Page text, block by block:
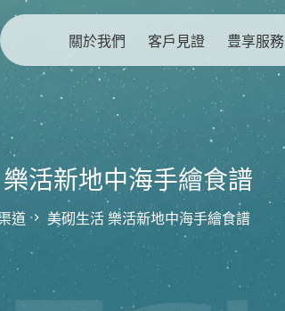
關於我們 客戶見證 豊享服務
活新地中海手繪食譜
道 美砌生活 樂活新地中海手繪食譜